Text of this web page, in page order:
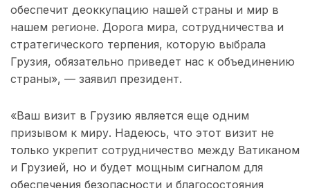
обеспечит деоккупацию нашей страны и мир в
нашем регионе. Дорога мира, сотрудничества и
стратегического терпения, которую выбрала
Грузия, обязательно приведет нас к объединению
страны», — заявил президент.
«Ваш визит в Грузию является еще одним
призывом к миру. Надеюсь, что этот визит не
только укрепит сотрудничество между Ватиканом
и Грузией, но и будет мощным сигналом для
обеспечения безопасности и благосостояния